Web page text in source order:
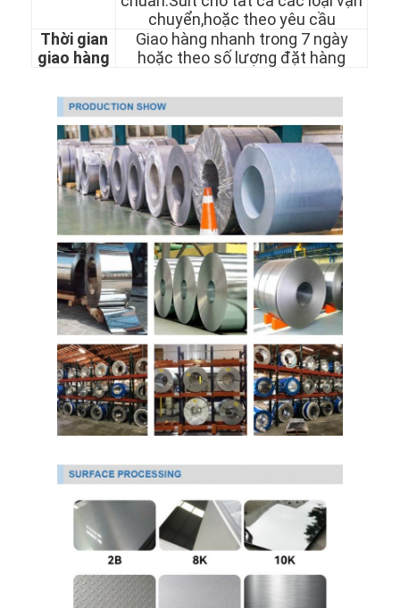
Nhà
Sản phẩm
Video
Chuyến tham quan nhà máy
Kiểm soát chất lượng
Liên hệ với chúng tôi
Tin tức
Cuộn thép không gỉ cán nguội
Tấm thép không gỉ cán nóng
Cuộn thép không gỉ cán nóng
chuyển,hoặc theo yêu cầu
Thời gian
giao hàng
Giao hàng nhanh trong 7 ngày
hoặc theo số lượng đặt hàng